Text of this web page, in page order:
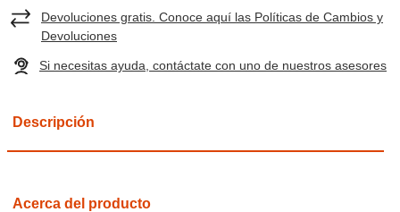
Devoluciones gratis. Conoce aquí las Políticas de Cambios y
Devoluciones
Si necesitas ayuda, contáctate con uno de nuestros asesores
Descripción
Acerca del producto